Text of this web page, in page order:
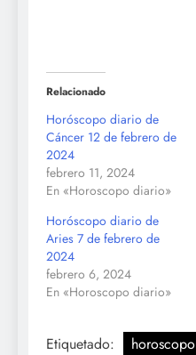
Relacionado
Horóscopo diario de
Cáncer 12 de febrero de
2024
febrero 11, 2024
En «Horoscopo diario»
Horóscopo diario de
Aries 7 de febrero de
2024
febrero 6, 2024
En «Horoscopo diario»
Etiquetado: horoscopo